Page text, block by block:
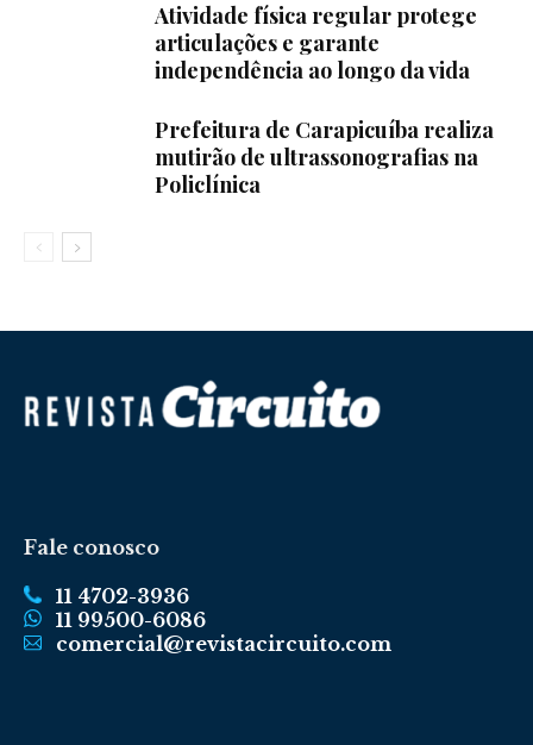
Atividade física regular protege
articulações e garante
independência ao longo da vida
Prefeitura de Carapicuíba realiza
mutirão de ultrassonografias na
Policlínica
Fale conosco
11 4702-3936
11 99500-6086
comercial@revistacircuito.com